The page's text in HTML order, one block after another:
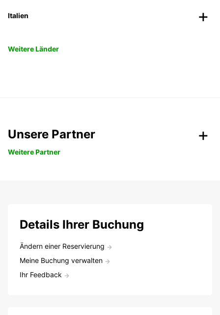
Italien
Weitere Länder
Unsere Partner
Weitere Partner
Details Ihrer Buchung
Ändern einer Reservierung
Meine Buchung verwalten
Ihr Feedback